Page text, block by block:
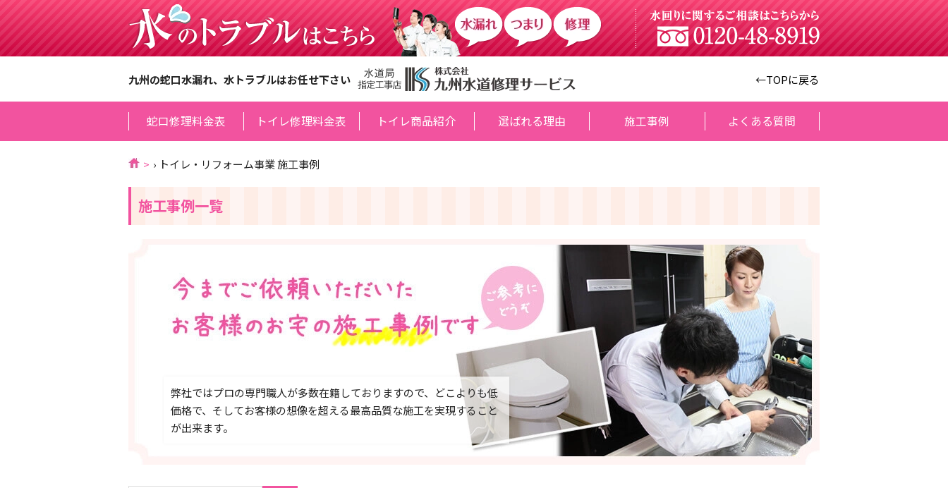
九州の蛇口水漏れ、水トラブルはお任せ下さい ←TOPに戻る
蛇口修理料金表 トイレ修理料金表 トイレ商品紹介 選ばれる理由 施工事例 よくある質問
› トイレ・リフォーム事業 施工事例
施工事例一覧
弊社ではプロの専門職人が多数在籍しておりますので、どこよりも低
価格で、そしてお客様の想像を超える最高品質な施工を実現すること
が出来ます。